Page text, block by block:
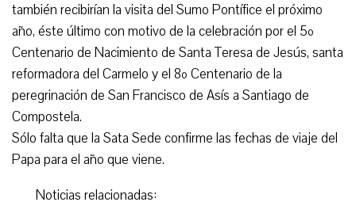
también recibirían la visita del Sumo Pontífice el próximo
año, éste último con motivo de la celebración por el 5º
Centenario de Nacimiento de Santa Teresa de Jesús, santa
reformadora del Carmelo y el 8º Centenario de la
peregrinación de San Francisco de Asís a Santiago de
Compostela.
Sólo falta que la Sata Sede confirme las fechas de viaje del
Papa para el año que viene.
Noticias relacionadas: